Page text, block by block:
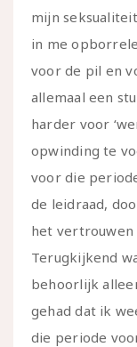
mijn
in me
voor de pil en
allemaal een
harder voor
opwinding te
voor die
de leidraad,
het vertrouwen
Terugkijkend
behoorlijk
gehad dat ik
die periode